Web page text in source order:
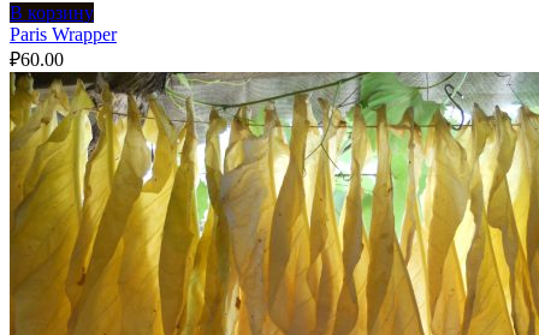
В корзину
Paris Wrapper
₽60.00